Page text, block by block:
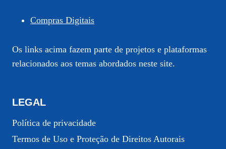
Compras Digitais
Os links acima fazem parte de projetos e plataformas
relacionados aos temas abordados neste site.
LEGAL
Política de privacidade
Termos de Uso e Proteção de Direitos Autorais